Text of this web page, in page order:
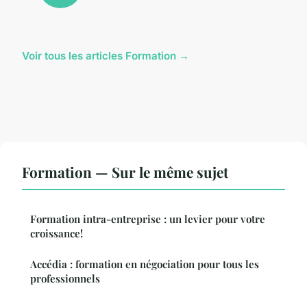
Voir tous les articles Formation →
Formation — Sur le même sujet
Formation intra-entreprise : un levier pour votre
croissance!
Accédia : formation en négociation pour tous les
professionnels